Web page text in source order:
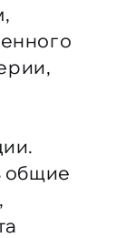
общие